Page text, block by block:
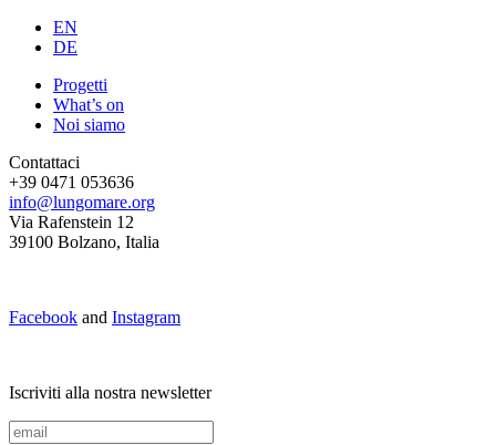
EN
DE
Progetti
What’s on
Noi siamo
Contattaci
+39 0471 053636
info@lungomare.org
Via Rafenstein 12
39100 Bolzano, Italia
Facebook and Instagram
Iscriviti alla nostra newsletter